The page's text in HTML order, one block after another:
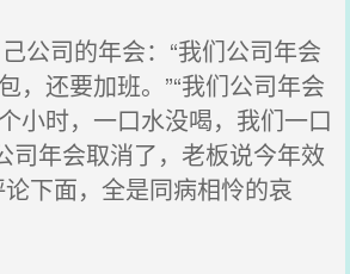
公司的年会：“我们公司年会
，还要加班。”“我们公司年会
小时，一口水没喝，我们一口
司年会取消了，老板说今年效
下面，全是同病相怜的哀